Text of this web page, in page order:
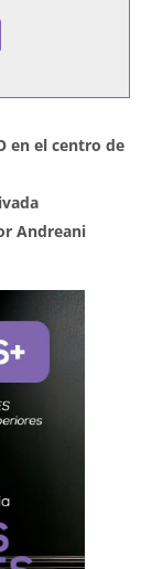
en el centro de
Andreani